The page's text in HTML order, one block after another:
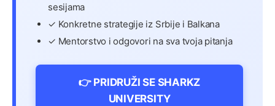
sesijama
✓ Konkretne strategije iz Srbije i Balkana
✓ Mentorstvo i odgovori na sva tvoja pitanja
👉 PRIDRUŽI SE SHARKZ
UNIVERSITY